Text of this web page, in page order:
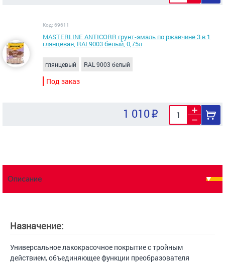
Код: 69611
MASTERLINE ANTICORR грунт-эмаль по ржавчине 3 в 1
глянцевая, RAL9003 белый, 0,75л
глянцевый RAL 9003 белый
Под заказ
1 010
Описание
Назначение:
Универсальное лакокрасочное покрытие с тройным
действием, объединяющее функции преобразователя